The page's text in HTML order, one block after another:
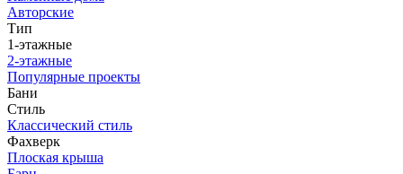
Авторские
Тип
1-этажные
2-этажные
Популярные проекты
Бани
Стиль
Классический стиль
Фахверк
Плоская крыша